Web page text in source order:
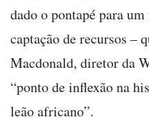
dado o pontapé para
captação de recursos –
Macdonald, diretor da
“ponto de inflexão na
leão africano”.